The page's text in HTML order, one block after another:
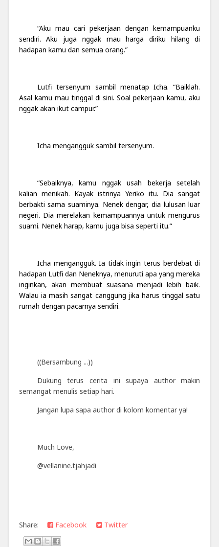
“Aku mau cari pekerjaan dengan kemampuanku
sendiri. Aku juga nggak mau harga diriku hilang di
hadapan kamu dan semua orang.”
Lutfi tersenyum sambil menatap Icha. “Baiklah.
Asal kamu mau tinggal di sini. Soal pekerjaan kamu, aku
nggak akan ikut campur.”
Icha mengangguk sambil tersenyum.
“Sebaiknya, kamu nggak usah bekerja setelah
kalian menikah. Kayak istrinya Yeriko itu. Dia sangat
berbakti sama suaminya. Nenek dengar, dia lulusan luar
negeri. Dia merelakan kemampuannya untuk mengurus
suami. Nenek harap, kamu juga bisa seperti itu.”
Icha mengangguk. Ia tidak ingin terus berdebat di
hadapan Lutfi dan Neneknya, menuruti apa yang mereka
inginkan, akan membuat suasana menjadi lebih baik.
Walau ia masih sangat canggung jika harus tinggal satu
rumah dengan pacarnya sendiri.
((Bersambung ...))
Dukung terus cerita ini supaya author makin
semangat menulis setiap hari.
Jangan lupa sapa author di kolom komentar ya!
Much Love,
@vellanine.tjahjadi
Share: Facebook Twitter